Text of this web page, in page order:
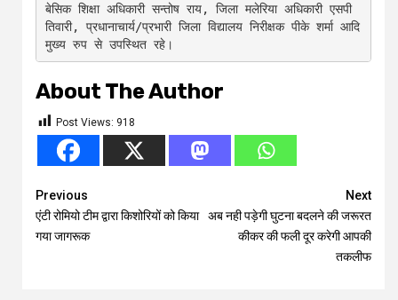
बेसिक शिक्षा अधिकारी सन्तोष राय, जिला मलेरिया अधिकारी एसपी
तिवारी, प्रधानाचार्य/प्रभारी जिला विद्यालय निरीक्षक पीके शर्मा आदि
About The Author
Post Views: 918
Continue
Reading
Previous
एंटी रोमियो टीम द्वारा किशोरियों को किया
गया जागरूक
Next
अब नही पड़ेगी घुटना बदलने की जरूरत
कीकर की फली दूर करेगी आपकी
तकलीफ